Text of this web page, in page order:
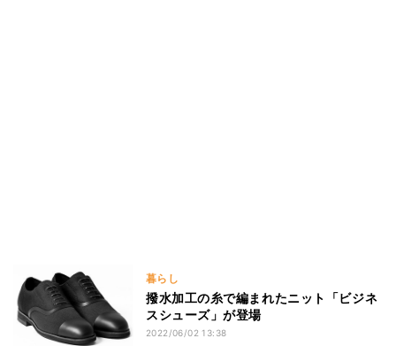
暮らし
撥水加工の糸で編まれたニット「ビジネ
スシューズ」が登場
2022/06/02 13:38